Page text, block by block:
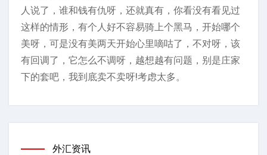
人说了，谁和钱有仇呀，还就真有，你看没有看见过
这样的情形，有个人好不容易骑上个黑马，开始哪个
美呀，可是没有美两天开始心里嘀咕了，不对呀，该
有回调了，它怎么不调呀，越想越有问题，别是庄家
下的套吧，我到底卖不卖呀!考虑太多。
外汇资讯